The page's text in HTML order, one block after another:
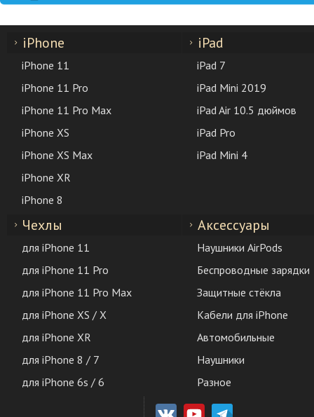
iPhone
iPhone 11
iPhone 11 Pro
iPhone 11 Pro Max
iPhone XS
iPhone XS Max
iPhone XR
iPhone 8
iPad
iPad 7
iPad Mini 2019
iPad Air 10.5 дюймов
iPad Pro
iPad Mini 4
Чехлы
для iPhone 11
для iPhone 11 Pro
для iPhone 11 Pro Max
для iPhone XS / X
для iPhone XR
для iPhone 8 / 7
для iPhone 6s / 6
Аксессуары
Наушники AirPods
Беспроводные зарядки
Защитные стёкла
Кабели для iPhone
Автомобильные
Наушники
Разное